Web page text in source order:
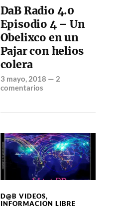
DaB Radio 4.0
Episodio 4 – Un
Obelixco en un
Pajar con helios
colera
3 mayo, 2018 — 2
comentarios
D@B VIDEOS,
INFORMACION LIBRE